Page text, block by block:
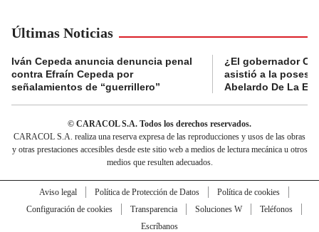
Últimas Noticias
Iván Cepeda anuncia denuncia penal
contra Efraín Cepeda por
señalamientos de “guerrillero”
¿El gobernador
asistió a la
Abelardo De La
© CARACOL S.A. Todos los derechos reservados.
CARACOL S.A. realiza una reserva expresa de las reproducciones y usos de las obras
y otras prestaciones accesibles desde este sitio web a medios de lectura mecánica u otros
medios que resulten adecuados.
Aviso legal Política de Protección de Datos
Política de cookies
Configuración de cookies
Transparencia Soluciones W
Teléfonos
Escríbanos